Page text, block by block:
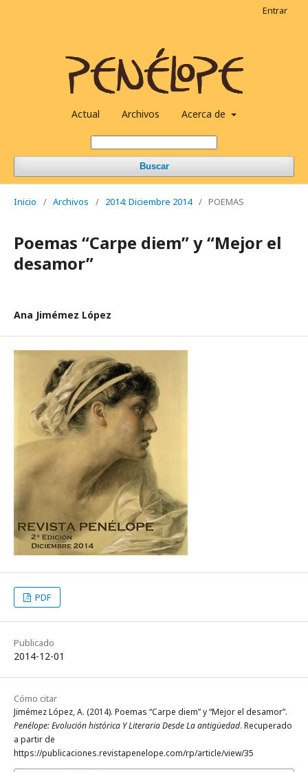
Actual Archivos Acerca de
Buscar
Entrar
Inicio / Archivos / 2014: Diciembre 2014 / POEMAS
Poemas “Carpe diem” y “Mejor el
desamor”
Ana Jimémez López
PDF
Publicado
2014-12-01
Cómo citar
Jimémez López, A. (2014). Poemas “Carpe diem” y “Mejor el desamor”.
Penélope: Evolución histórica Y Literaria Desde La antigüedad. Recuperado
a partir de
https://publicaciones.revistapenelope.com/rp/article/view/35